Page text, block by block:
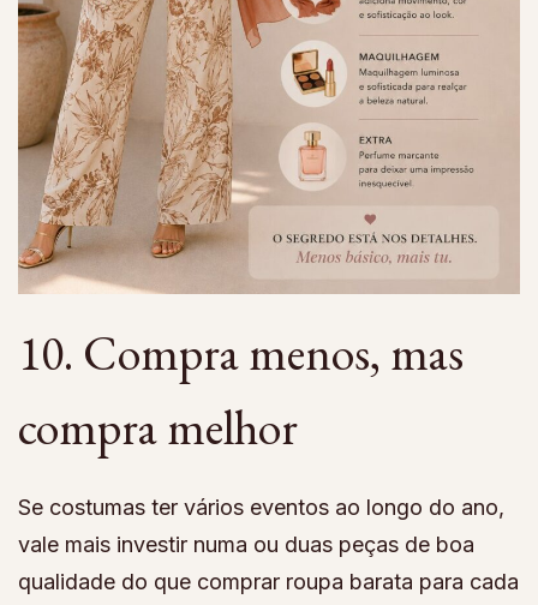
10. Compra menos, mas
compra melhor
Se costumas ter vários eventos ao longo do ano,
vale mais investir numa ou duas peças de boa
qualidade do que comprar roupa barata para cada